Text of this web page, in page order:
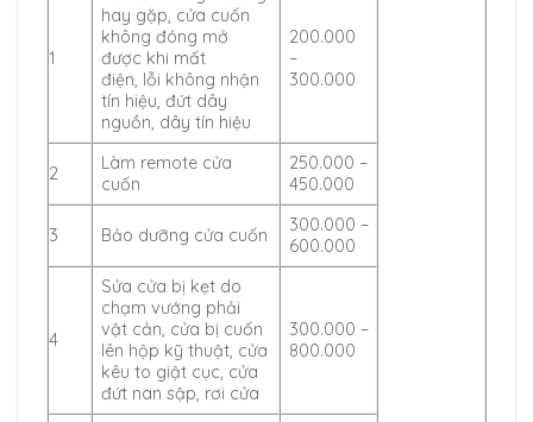
1
hay gặp, cửa cuốn
không đóng mở
được khi mất
điện, lỗi không nhận
tín hiệu, đứt dây
nguồn, dây tín hiệu
200.000
–
300.000
2
Làm remote cửa
cuốn
250.000 –
450.000
3 Bảo dưỡng cửa cuốn
300.000 –
600.000
4
Sửa cửa bị kẹt do
chạm vướng phải
vật cản, cửa bị cuốn
lên hộp kỹ thuật, cửa
kêu to giật cục, cửa
đứt nan sập, rơi cửa
300.000 –
800.000